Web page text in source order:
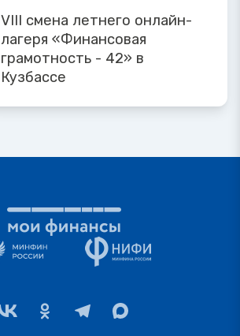
VIII смена летнего онлайн-
лагеря «Финансовая
грамотность - 42» в
Кузбассе